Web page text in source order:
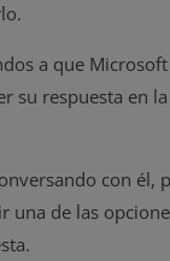
a que
su respuesta en
con él,
una de las